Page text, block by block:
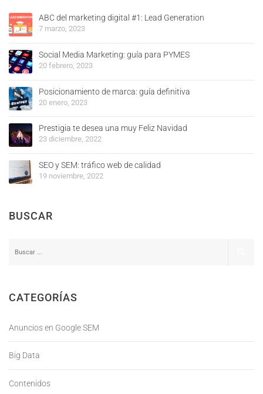
ABC del marketing digital #1: Lead Generation
7 marzo, 2023
Social Media Marketing: guía para PYMES
20 febrero, 2023
Posicionamiento de marca: guía definitiva
20 enero, 2023
Prestigia te desea una muy Feliz Navidad
23 diciembre, 2022
SEO y SEM: tráfico web de calidad
19 noviembre, 2022
BUSCAR
CATEGORÍAS
Anuncios en Google SEM
Big Data
Contenidos